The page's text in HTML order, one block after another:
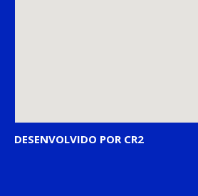
DESENVOLVIDO POR CR2